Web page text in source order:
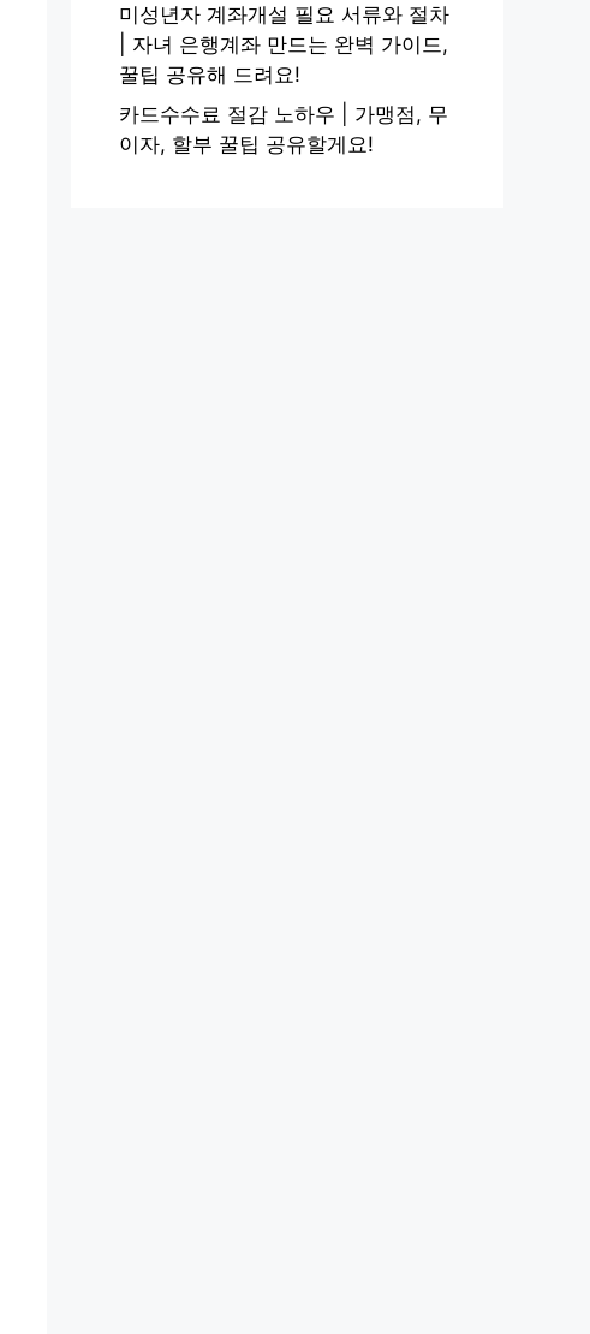
미성년자 계좌개설 필요 서류와 절차
| 자녀 은행계좌 만드는 완벽 가이드,
꿀팁 공유해 드려요!
카드수수료 절감 노하우 | 가맹점, 무
이자, 할부 꿀팁 공유할게요!